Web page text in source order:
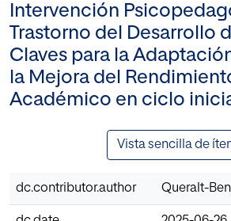
Intervención
Trastorno del Desarrollo
Claves para la
la Mejora del
Académico en ciclo
Vista sencilla de
dc.contributor.author Queralt-